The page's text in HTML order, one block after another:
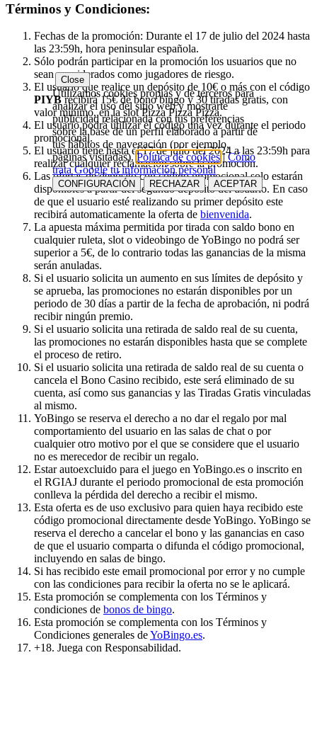
Términos y Condiciones:
Fechas de la promoción: Durante el 17 de julio del 2024 hasta
las 23:59h, hora peninsular española.
Sólo podrán participar en la promoción los usuarios que no
sean considerados como jugadores de riesgo.
El usuario que realice un depósito de 10€ o más con el código
PIYBrecibirá 15€ de bono bingo y 30 tiradas gratis, con
valor mínimo, en la slot Pizza Pizza Pizza.
El usuario podrá utilizar el código una vez durante el periodo
promocional.
El usuario tiene hasta el 17 de julio del 2024 a las 23:59h para
realizar cualquier reclamación sobre la promoción.
Las ofertas de depósito con código promocional solo estarán
disponibles a partir del segundo depósito del usuario. En caso
de que el usuario esté realizando su primer depósito este
recibirá automaticamente la oferta de bienvenida.
La apuesta máxima permitida por tirada con saldo bono en
cualquier ruleta, slot o videobingo de YoBingo no podrá ser
superior a 5€, de lo contrario todas las ganancias de la misma
serán anuladas.
Si el usuario solicita un aumento en sus límites de depósito y
se aprueba, las promociones no estarán disponibles por un
periodo de 30 días a partir de la fecha de aprobación, ni podrá
recibir ningún premio.
Si el usuario solicita una retirada de saldo real de su cuenta,
las promociones no estarán disponibles hasta que se complete
el proceso de retiro.
Si el usuario solicita una retirada de saldo real de su cuenta o
cancela el Bono Casino recibido, este será eliminado de su
cuenta, así como sus ganancias y las Tiradas Gratis vinculadas
al mismo.
YoBingo se reserva el derecho a no dar el regalo por mal
comportamiento del usuario en las salas de chat o por
cualquier otro motivo por el que se considere que el usuario
no es merecedor de recibir un regalo.
Estar autoexcluido para el juego en YoBingo.es o inscrito en
el RGIAJ durante el periodo promocional de esta promoción
conlleva la pérdida del derecho a recibir el mismo.
Esta oferta es de uso exclusivo para quien haya recibido este
código promocional directamente desde YoBingo. YoBingo se
reserva el derecho a cancelar el bono y las ganancias en caso
de que el usuario comparta o difunda el código promocional,
incluyendo en salas de bingo.
Si has recibido este email promocional por error y no cumple
con las condiciones para recibir la oferta no se le aplicará.
Esta promoción se complementa con los Términos y
condiciones de bonos de bingo.
Esta promoción se complementa con los Términos y
Condiciones generales deYoBingo.es.
+18. Juega con Responsabilidad.
Close
Utilizamos cookies propias y de terceros para
analizar el uso del sitio web y mostrarte
publicidad relacionada con tus preferencias
sobre la base de un perfil elaborado a partir de
tus hábitos de navegación (por ejemplo,
páginas visitadas).Política de cookies|Cómo
trata Google tu información personal
CONFIGURACIÓN RECHAZAR ACEPTAR